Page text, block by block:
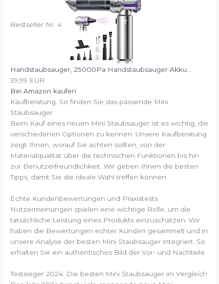
Bestseller Nr. 4
Handstaubsauger, 25000Pa Handstaubsauger Akku...
39,99 EUR
Bei Amazon kaufen
Kaufberatung: So finden Sie das passende Mini
Staubsauger
Beim Kauf eines neuen Mini Staubsauger ist es wichtig, die
verschiedenen Optionen zu kennen. Unsere Kaufberatung
zeigt Ihnen, worauf Sie achten sollten, von der
Materialqualität über die technischen Funktionen bis hin
zur Benutzerfreundlichkeit. Wir geben Ihnen die besten
Tipps, damit Sie die ideale Wahl treffen können.
Echte Kundenbewertungen und Praxistests
Nutzermeinungen spielen eine wichtige Rolle, um die
tatsächliche Leistung eines Produkts einzuschätzen. Wir
haben die Bewertungen echter Kunden gesammelt und in
unsere Analyse der besten Mini Staubsauger integriert. So
erhalten Sie ein authentisches Bild der Vor- und Nachteile.
Testsieger 2024: Die besten Mini Staubsauger im Vergleich